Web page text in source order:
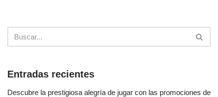
Entradas recientes
Descubre la prestigiosa alegría de jugar con las promociones de